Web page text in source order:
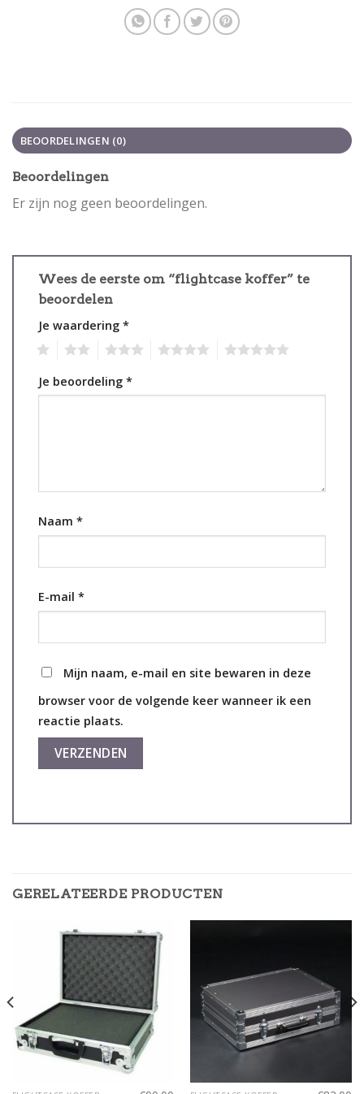
BEOORDELINGEN (0)
Beoordelingen
Er zijn nog geen beoordelingen.
Wees de eerste om “flightcase koffer” te
beoordelen
Je waardering *
Je beoordeling *
Naam *
E-mail *
Mijn naam, e-mail en site bewaren in deze
browser voor de volgende keer wanneer ik een
reactie plaats.
GERELATEERDE PRODUCTEN